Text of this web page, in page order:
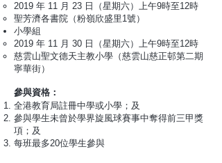
2019 年 11 月 23 日（星期六）上午9時至12時
聖芳濟各書院（粉嶺欣盛里1號）
小學組
2019 年 11 月 30 日（星期六）上午9時至12時
慈雲山聖文德天主教小學（慈雲山慈正邨第二期
寧華街）
參與資格：
全港教育局註冊中學或小學；及
參與學生未曾於學界旋風球賽事中奪得前三甲獎
項；及
每班最多20位學生參與